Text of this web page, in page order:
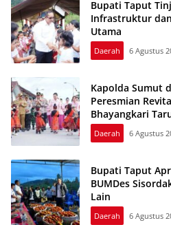
Bupati Taput
Infrastruktur
Utama
Daerah 6 Agustus
Kapolda Sumut
Peresmian
Bhayangkari
Daerah 6 Agustus
Bupati Taput
BUMDes
Lain
Daerah 6 Agustus